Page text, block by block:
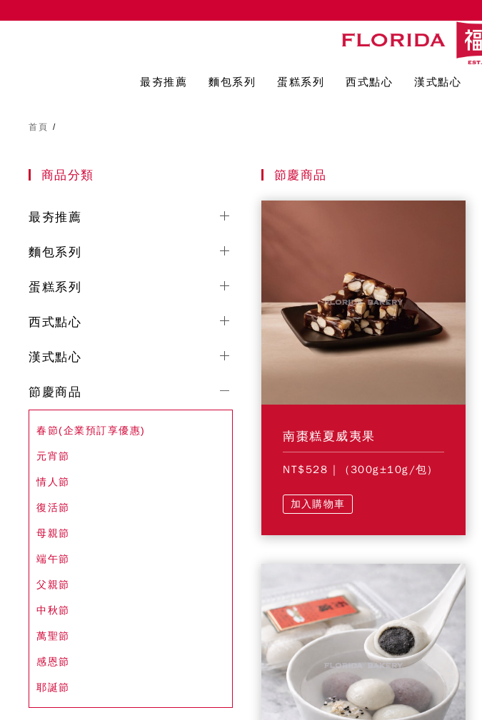
最夯推薦 麵包系列 蛋糕系列 西式點心 漢式點心
首頁 /
節慶商品
南棗糕夏威夷果
NT$528 | (300g±10g/包)
加入購物車
商品分類
最夯推薦
麵包系列
蛋糕系列
西式點心
漢式點心
節慶商品
春節(企業預訂享優惠)
元宵節
情人節
復活節
母親節
端午節
父親節
中秋節
萬聖節
感恩節
耶誕節